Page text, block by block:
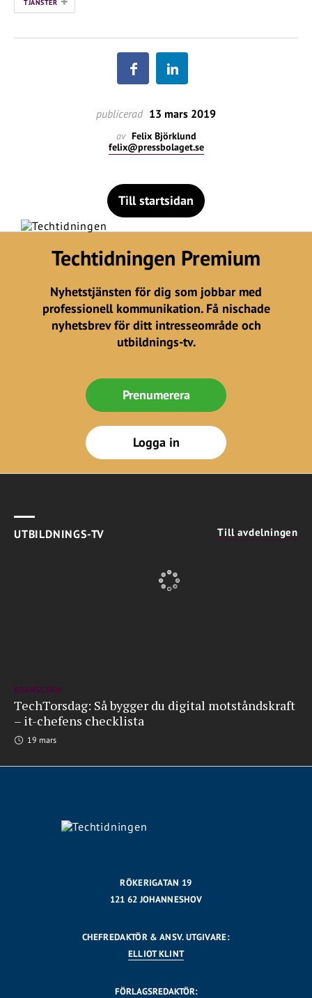
TJÄNSTER
publicerad 13 mars 2019
av Felix Björklund
felix@pressbolaget.se
Till startsidan
Techtidningen Premium
Nyhetstjänsten för dig som jobbar med
professionell kommunikation. Få nischade
nyhetsbrev för ditt intresseområde och
utbildnings-tv.
Prenumerera
Logga in
UTBILDNINGS-TV Till avdelningen
BRANSCHEN
TechTorsdag: Så bygger du digital motståndskraft
– it-chefens checklista
19 mars
RÖKERIGATAN 19
121 62 JOHANNESHOV
CHEFREDAKTÖR & ANSV. UTGIVARE:
ELLIOT KLINT
FÖRLAGSREDAKTÖR: